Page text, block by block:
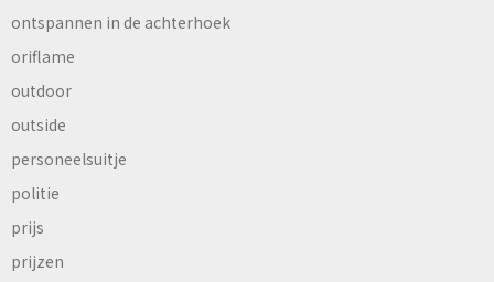
ontspannen in de achterhoek
oriflame
outdoor
outside
personeelsuitje
politie
prijs
prijzen